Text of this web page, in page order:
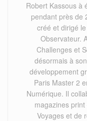
Robert Kassous à
pendant près de
créé et dirigé
Observateur.
Challenges et
désormais à
développement
Paris Master 2
Numérique. Il
magazines
Voyages et de